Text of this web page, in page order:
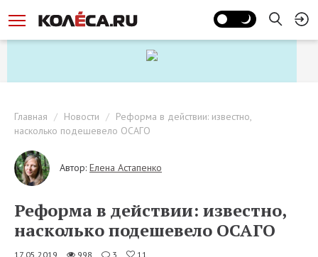
Главная Новости
Реформа в действии: известно,
насколько подешевело ОСАГО
Автор: Елена Астапенко
Реформа в действии: известно,
насколько подешевело ОСАГО
17.05.2019 998 3 11